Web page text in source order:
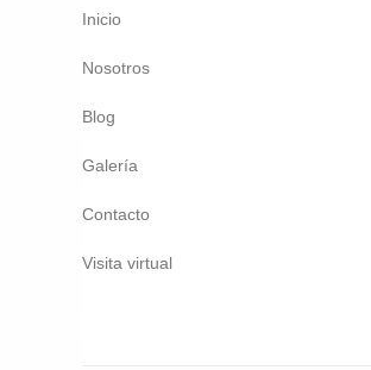
Inicio
Nosotros
Blog
Galería
Contacto
Visita virtual